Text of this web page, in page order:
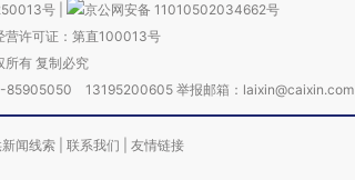
号
京公网安备 11010502034662号
营许可证：第直100013号
有 复制必究
85905050 13195200605 举报邮箱：laixin@caixin.com
闻线索 联系我们 友情链接